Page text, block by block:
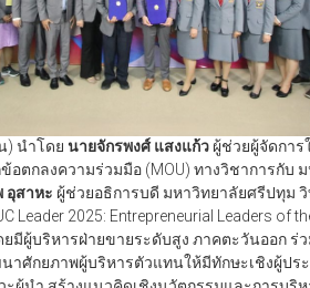
) นำโดย นายจักรพงศ์ แสงแก้ว ผู้ช่วยผู้จัดกา
อตกลงความร่วมมือ (MOU) ทางวิชาการกับ
อุสาหะ ผู้ช่วยอธิการบดี มหาวิทยาลัยศรีปทุม
Leader 2025: Entrepreneurial Leaders of
ดยมีผู้บริหารฝ่ายขายระดับสูง ภาคตะวันออก
ศักยภาพผู้บริหารตัวแทนให้มีทักษะเชิงผู้ปร